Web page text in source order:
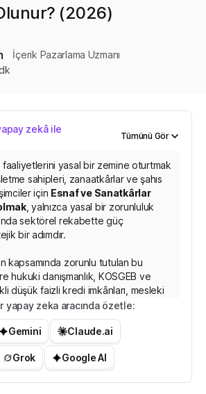
(2026)
İçerik Pazarlama Uzmanı
zekâ ile
Tümünü Gör
yasal bir zemine oturtmak
sahipleri, zanaatkârlar ve şahıs
için Esnaf ve Sanatkârlar
, yalnızca yasal bir zorunluluk
sektörel rekabette güç
bir adımdır.
kapsamında zorunlu tutulan bu
hukuki danışmanlık, KOSGEB ve
düşük faizli kredi imkânları, mesleki
ücretsiz erişim ve vergi ile sosyal
rehberlik gibi kritik avantajlar
şlatılab esi için
yapay zeka aracında özetle:
Gemini Claude.ai
Grok Google AI